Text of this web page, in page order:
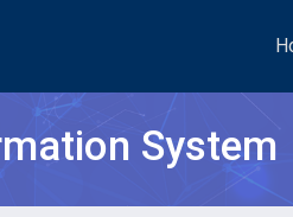
System